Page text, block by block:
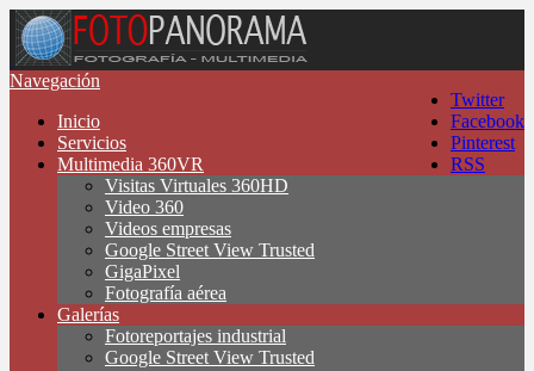
Twitter
Facebook
Pinterest
RSS
Navegación
Inicio
Servicios
Multimedia 360VR
Visitas Virtuales 360HD
Video 360
Videos empresas
Google Street View Trusted
GigaPixel
Fotografía aérea
Galerías
Fotoreportajes industrial
Google Street View Trusted